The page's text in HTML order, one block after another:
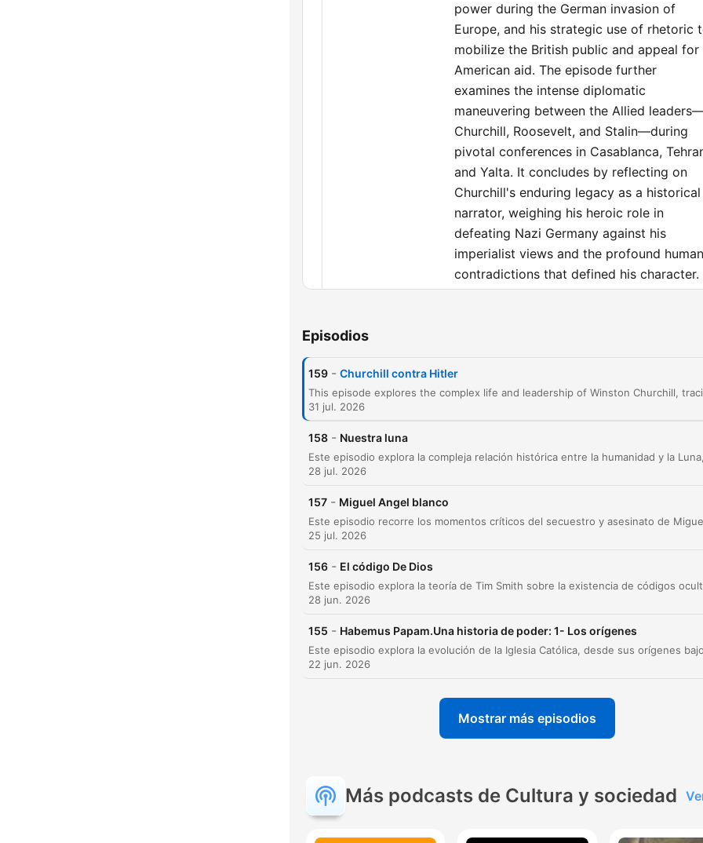
power during the German invasion of
Europe, and his strategic use of rhetoric
mobilize the British public and appeal for
American aid. The episode further
examines the intense diplomatic
maneuvering between the Allied
Churchill, Roosevelt, and Stalin—during
pivotal conferences in Casablanca,
and Yalta. It concludes by reflecting on
Churchill's enduring legacy as a historical
narrator, weighing his heroic role in
defeating Nazi Germany against his
imperialist views and the profound human
contradictions that defined his character.
00:10:13 Early Life and Family Influences
00:19:09 Political Ambition and Party Shifts
00:22:56 The Gallipoli Campaign and Political Fallout
00:33:28 The Wild Years and the Rise of Hitler
00:48:58 The Rise of Churchill and the Fall of
The Aftermath and the Isolation of Britain
American Intervention and the Lend-Lease Act
Episodios
159 - Churchill contra Hitler
31 jul. 2026
158 - Nuestra luna
28 jul. 2026
157 - Miguel Angel blanco
25 jul. 2026
156 - El código De Dios
28 jun. 2026
155 - Habemus Papam.Una historia de poder: 1- Los orígenes
22 jun. 2026
Mostrar más episodios
Más podcasts de Cultura y sociedad